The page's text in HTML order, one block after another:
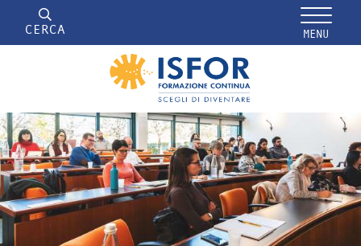
CERCA MENU